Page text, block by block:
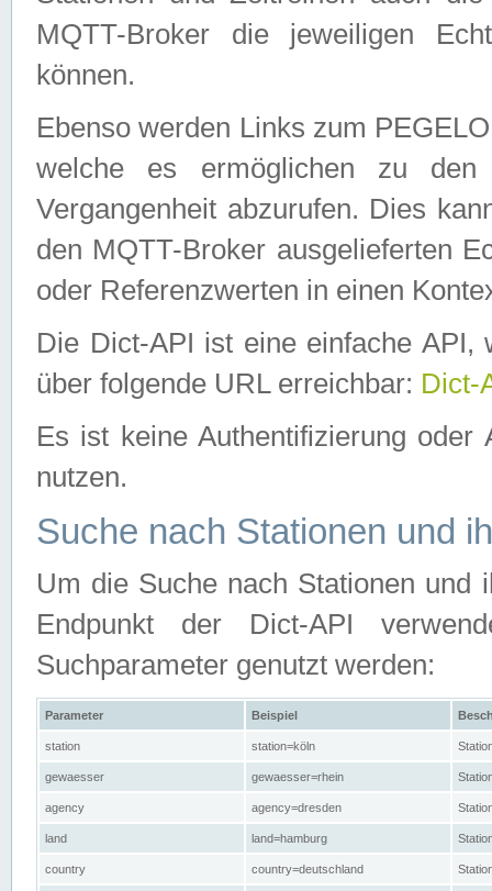
MQTT-Broker die jeweiligen
können.
Ebenso werden Links zum
welche es ermöglichen zu den
Vergangenheit abzurufen. Dies
den MQTT-Broker ausgelieferten
oder Referenzwerten in einen
Die Dict-API ist eine einfache API,
über folgende URL erreichbar: Dict-
Es ist keine Authentifizierung
nutzen.
Suche nach Stationen und
Um die Suche nach Stationen und
Endpunkt der Dict-API
Suchparameter genutzt werden:
Parameter Beispiel
station station=köln
gewaesser gewaesser=rhein
agency agency=dresden
land land=hamburg
country country=deutschland